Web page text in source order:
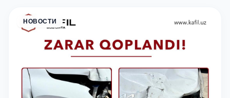
НОВОСТИ